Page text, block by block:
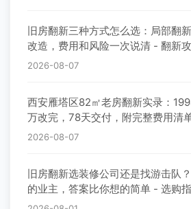
旧房翻新三种方式怎么选：局部翻
改造，费用和风险一次说清 - 翻新
2026-08-07
西安雁塔区82㎡老房翻新实录：
万改完，78天交付，附完整费用清
2026-08-07
旧房翻新选装修公司还是找游击队
的业主，答案比你想的简单 - 选购